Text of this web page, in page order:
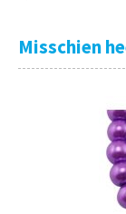
Misschien